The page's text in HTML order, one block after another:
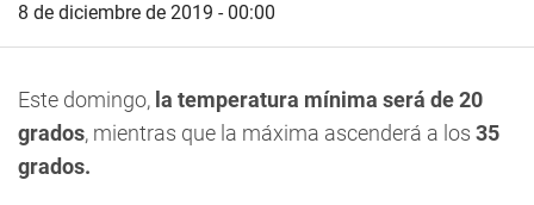
8 de diciembre de 2019 - 00:00
Este domingo, la temperatura mínima será de 20
grados, mientras que la máxima ascenderá a los 35
grados.